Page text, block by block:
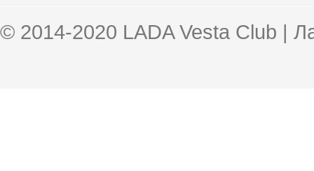
© 2014-2020 LADA Vesta Club |